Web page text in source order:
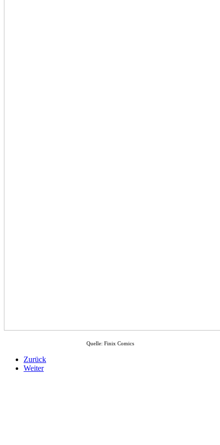
Quelle: Finix Comics
Zurück
Weiter